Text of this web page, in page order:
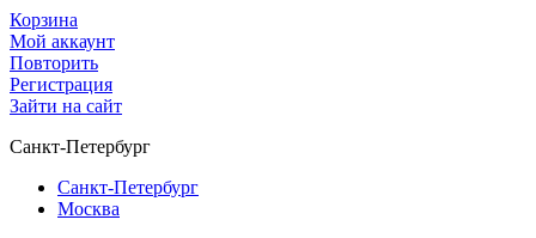
Корзина
Мой аккаунт
Повторить
Регистрация
Зайти на сайт
Санкт-Петербург
Санкт-Петербург
Москва